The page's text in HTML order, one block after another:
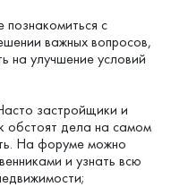
с
важных вопросов,
на улучшение условий
застройщики и
обстоят дела на самом
На форуме можно
и узнать всю